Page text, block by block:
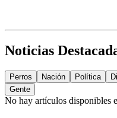
Noticias
Perros Nación Política
Gente
No hay artículos disponibles